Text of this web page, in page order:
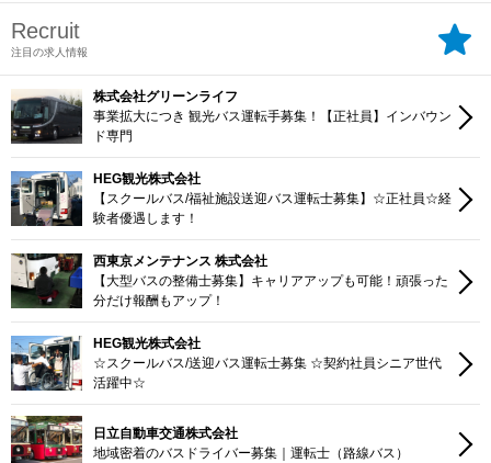
Recruit
注目の求人情報
株式会社グリーンライフ
事業拡大につき 観光バス運転手募集！【正社員】インバウン
ド専門
HEG観光株式会社
【スクールバス/福祉施設送迎バス運転士募集】☆正社員☆経
験者優遇します！
西東京メンテナンス 株式会社
【大型バスの整備士募集】キャリアアップも可能！頑張った
分だけ報酬もアップ！
HEG観光株式会社
☆スクールバス/送迎バス運転士募集 ☆契約社員シニア世代
活躍中☆
日立自動車交通株式会社
地域密着のバスドライバー募集｜運転士（路線バス）